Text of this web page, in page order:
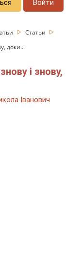
Войти
Статьи
доки...
і знову,
Іванович